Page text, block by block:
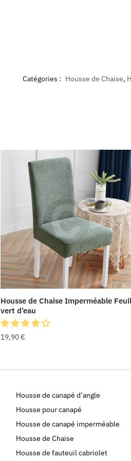
Catégories : Housse de Chaise,
Housse de Chaise Imperméable
vert d’eau
19,90€
Housse de canapé d’angle
Housse pour canapé
Housse de canapé imperméable
Housse de Chaise
Housse de fauteuil cabriolet